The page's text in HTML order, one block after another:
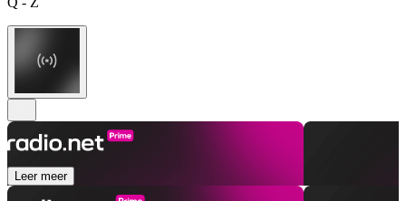
Leer meer